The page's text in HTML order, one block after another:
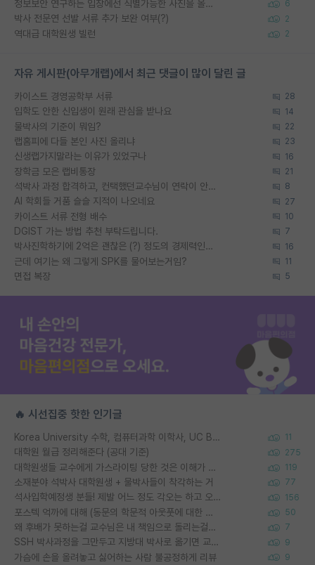
정보보안 연구하는 입장에선 식별가능한 사진을 올리는건 비추이긴함 6
박사 전문연 선발 서류 추가 보완 여부(?) 2
역대급 대학원생 빌런 2
자유 게시판(아무개랩)에서 최근 댓글이 많이 달린 글
카이스트 경영공학부 서류 28
입학도 안한 신입생이 원래 관심을 받나요 14
물박사의 기준이 뭐임? 22
랩홈피에 다들 본인 사진 올리냐 23
신생랩가지말라는 이유가 있었구나 16
장학금 모은 랩비통장 21
석박사 과정 합격하고, 컨택했던교수님이 연락이 안됩니다... 8
AI 학회들 거품 슬슬 지적이 나오네요 27
카이스트 서류 전형 배수 10
DGIST 가는 방법 추천 부탁드립니다. 7
박사진학하기에 2억은 괜찮은 (?) 정도의 경제력인가요 16
근데 여기는 왜 그렇게 SPK를 물어보는거임? 11
면접 복장 5
🔥 시선집중 핫한 인기글
Korea University 수학, 컴퓨터과학 이학사, UC Berkeley 산업공학 대학원 공학박사가 되는 것은 쉽지 않겠죠? 11
대학원 월급 정리해준다 (공대 기준) 275
대학원생들 교수에게 가스라이팅 당한 것은 이해가 갑니다. 안타깝네요. 119
소재분야 석박사 대학원생 + 물박사들이 착각하는 거 77
석사입학예정생 분들! 제발 어느 정도 각오는 하고 오세요. 156
포스텍 억까에 대해 (동문의 학문적 아웃풋에 대한 반박) 50
왜 후배가 못하는걸 교수님은 내 책임으로 돌리는걸까요? 7
SSH 박사과정을 그만두고 지방대 박사로 옮기면 교수의 꿈은 끝일까요? 9
가슴에 손을 올려놓고 싫어하는 사람 불공정하게 리뷰 9